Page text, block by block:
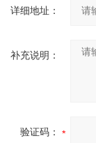
详细地址：
补充说明：
验证码：